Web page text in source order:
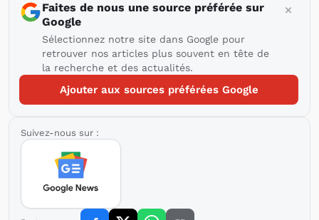
Faites de nous une source préférée sur
Google
Sélectionnez notre site dans Google pour
retrouver nos articles plus souvent en tête de
la recherche et des actualités.
Ajouter aux sources préférées Google
Suivez-nous sur :